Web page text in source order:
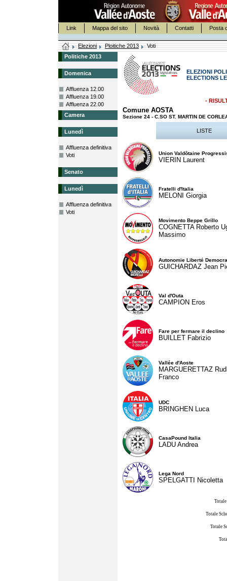
Link Mappa del sito Novità Contatti Posta
Elezioni Ploitiche 2013
Voti
Politiche 2013
Domenica
Affluenza 12.00
Affluenza 19.00
Affluenza 22.00
Camera
Lunedì
Affluenza definitiva
Voti
Senato
Lunedì
Affluenza definitiva
Voti
ELEZIONI
ELECTIONS
-
Comune AOSTA
Sezione 24 - C.SO ST. MARTIN DE
LISTE
Union Valdôtaine
VIERIN Laurent
Fratelli d'Italia
MELONI Giorgia
Movimento Beppe Grillo
COGNETTA Roberto
Massimo
Autonomie Liberté
GUICHARDAZ Jean
Val d'Outa
CAMPION Eros
Fare per fermare il declino
BUILLET Fabrizio
Vallée d'Aoste
MARGUERETTAZ
Franco
UDC
BRINGHEN Luca
CasaPound Italia
LADU Andrea
Lega Nord
SPELGATTI Nicoletta
Totale
Totale